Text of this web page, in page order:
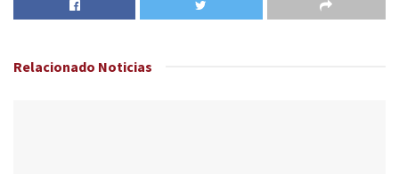
Relacionado Noticias